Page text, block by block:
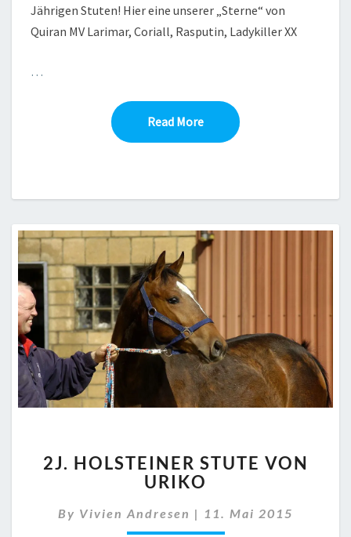
Jährigen Stuten! Hier eine unserer „Sterne“ von
Quiran MV Larimar, Coriall, Rasputin, Ladykiller XX
…
Read MoreRead More
HOLSTEINER
STUTE
URIKO
2J. HOLSTEINER STUTE VON
URIKO
By Vivien Andresen | 11. Mai 2015